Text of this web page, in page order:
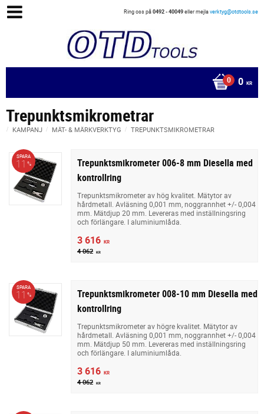
Ring oss på0492 - 40049eller mejlaverktyg@otdtools.se
0 KR
Trepunktsmikrometrar
KAMPANJ MÄT- & MÄRKVERKTYG TREPUNKTSMIKROMETRAR
Trepunktsmikrometer 006-8 mm Diesella med
kontrollring
Trepunktsmikrometer av hög kvalitet. Mätytor av
hårdmetall. Avläsning 0,001 mm, noggrannhet +/- 0,004
mm. Mätdjup 20 mm. Levereras med inställningsring
och förlängare. I aluminiumlåda.
3 616 KR
4 062 KR
SPARA
11 %
Trepunktsmikrometer 008-10 mm Diesella med
kontrollring
Trepunktsmikrometer av högre kvalitet. Mätytor av
hårdmetall. Avläsning 0,001 mm, noggrannhet +/- 0,004
mm. Mätdjup 50 mm. Levereras med inställningsring
och förlängare. I aluminiumlåda.
3 616 KR
4 062 KR
SPARA
11 %